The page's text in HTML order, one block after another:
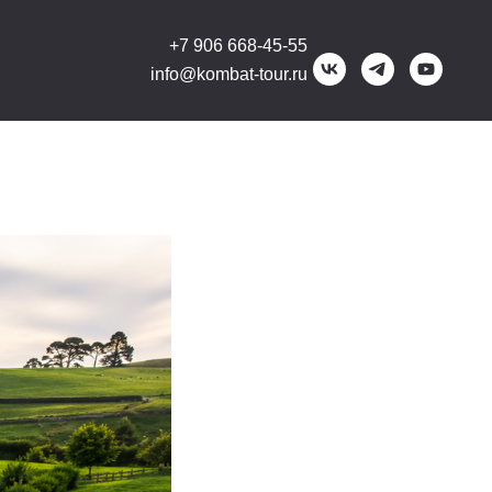
+7 906 668-45-55
info@kombat-tour.ru